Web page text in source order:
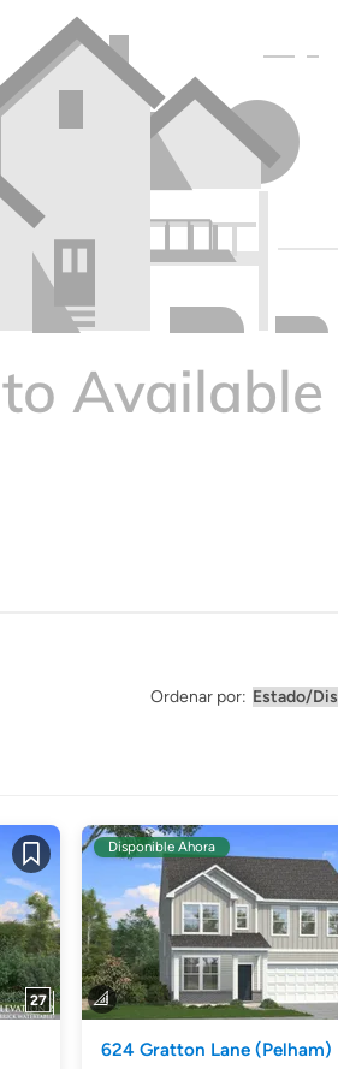
Ordenar por:
Guardar
27
Disponible Ahora
624 Gratton Lane (Pelham)